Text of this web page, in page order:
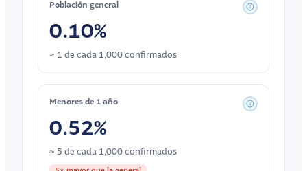
Población general
0.10%
≈ 1 de cada 1,000 confirmados
Menores de 1 año
0.52%
≈ 5 de cada 1,000 confirmados